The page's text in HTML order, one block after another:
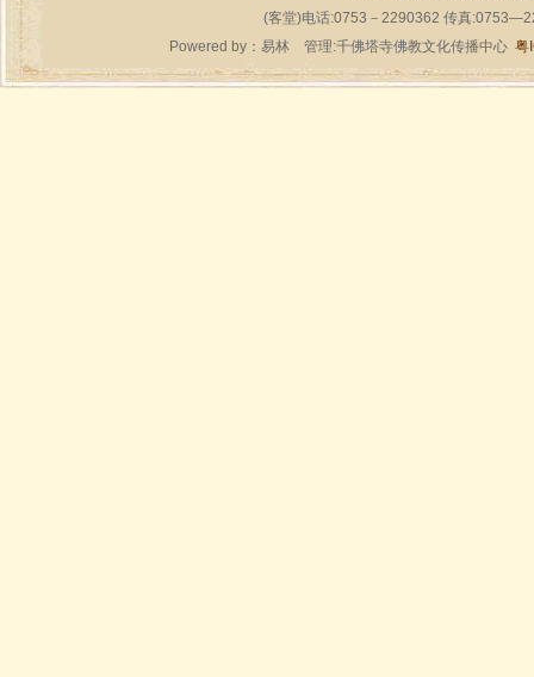
(客堂)电话:0753－2290362 传真
Powered by： 易林管理:千佛塔寺佛教文化传播中心 粤